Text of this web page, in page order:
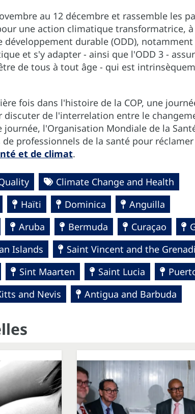
au 12 décembre et rassemble les
une action climatique transformatrice,
durable (ODD), notamment
et s'y adapter - ainsi que l'ODD 3 -
de tous à tout âge - qui est
fois dans l'histoire de la COP, une
discuter de l'interrelation entre le
l'Organisation Mondiale de la
professionnels de la santé pour
et de climat.
Climate Change and Health
Haïti Dominica
Anguilla
Aruba Bermuda Curaçao
Islands
Saint Vincent and the
Sint Maarten Saint Lucia
and Nevis Antigua and Barbuda